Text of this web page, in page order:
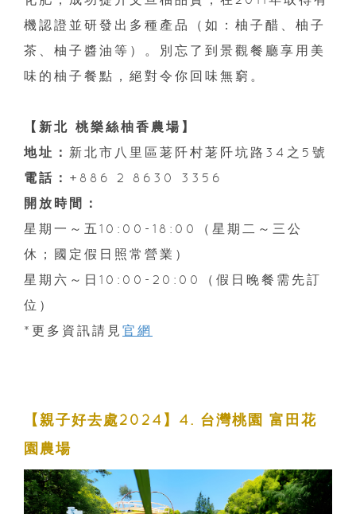
機認證並研發出多種產品（如：柚子醋、柚子
茶、柚子醬油等）。別忘了到景觀餐廳享用美
味的柚子餐點，絕對令你回味無窮。
【新北 桃樂絲柚香農場】
地址： 新北市八里區荖阡村荖阡坑路34之5號
電話： +886 2 8630 3356
開放時間：
星期一～五10:00-18:00（星期二～三公
休；國定假日照常營業）
星期六～日10:00-20:00（假日晚餐需先訂
位）
*更多資訊請見 官網
【親子好去處2024】4. 台灣桃園 富田花
園農場